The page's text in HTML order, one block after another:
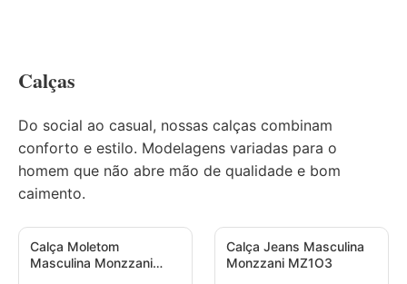
Calças
Do social ao casual, nossas calças combinam
conforto e estilo. Modelagens variadas para o
homem que não abre mão de qualidade e bom
caimento.
Calça Moletom
Masculina Monzzani
Calça Jeans Masculina
Monzzani MZ1O3